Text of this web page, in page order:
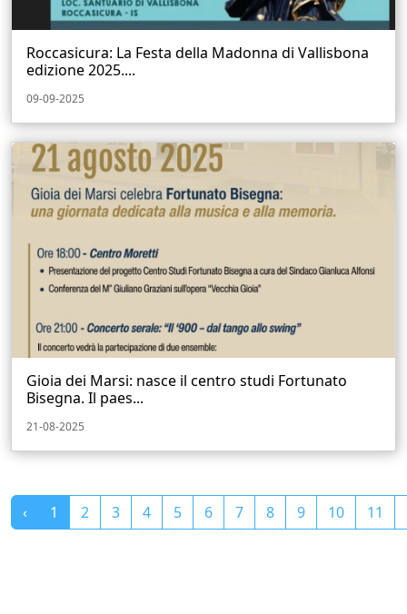
Roccasicura: La Festa della Madonna di Vallisbona
edizione 2025....
09-09-2025
Gioia dei Marsi: nasce il centro studi Fortunato
Bisegna. Il paes...
21-08-2025
‹ 1 2 3 4 5 6 7 8 9 10 11